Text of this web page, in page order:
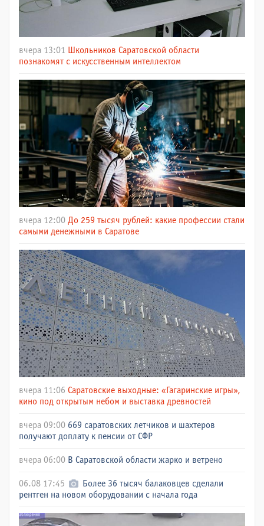
вчера 13:01
Школьников Саратовской области
познакомят с искусственным интеллектом
вчера 12:00 До 259 тысяч рублей: какие профессии стали
самыми денежными в Саратове
вчера 11:06 Саратовские выходные: «Гагаринские игры»,
кино под открытым небом и выставка древностей
вчера 09:00 669 саратовских летчиков и шахтеров
получают доплату к пенсии от СФР
вчера 06:00 В Саратовской области жарко и ветрено
06.08 17:45
Более 36 тысяч балаковцев сделали
рентген на новом оборудовании с начала года